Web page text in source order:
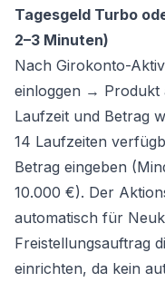
Tagesgeld Turbo
2–3 Minuten)
Nach Girokonto-
einloggen → Produkt
Laufzeit und Betrag
14 Laufzeiten
Betrag eingeben
10.000 €). Der
automatisch für
Freistellungsauftrag
einrichten, da kein